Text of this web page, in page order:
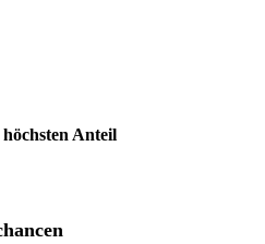
Anteil